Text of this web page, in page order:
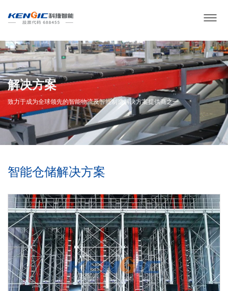
解决方案
致力于成为全球领先的智能物流及智能制造解决方案提供商之一
智能仓储解决方案